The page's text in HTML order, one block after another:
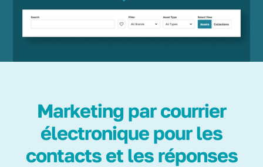
Marketing par courrier
électronique pour les
contacts et les réponses